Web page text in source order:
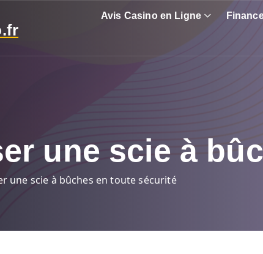
Avis Casino en Ligne
une scie à
une scie à bûches en toute sécurité